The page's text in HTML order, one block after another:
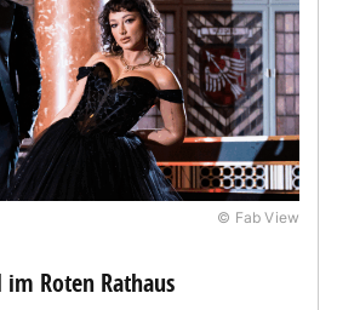
© Fab View
im Roten Rathaus